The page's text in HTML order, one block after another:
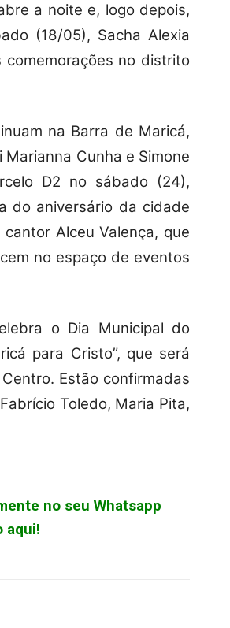
a noite e, logo depois,
(18/05), Sacha Alexia
comemorações no distrito
na Barra de Maricá,
Cunha e Simone
D2 no sábado (24),
do aniversário da cidade
Alceu Valença, que
no espaço de eventos
o Dia Municipal do
para Cristo”, que será
Estão confirmadas
Toledo, Maria Pita,
no seu Whatsapp
aqui!